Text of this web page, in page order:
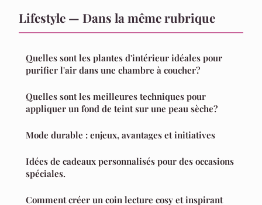
Lifestyle — Dans la même rubrique
Quelles sont les plantes d'intérieur idéales pour
purifier l'air dans une chambre à coucher?
Quelles sont les meilleures techniques pour
appliquer un fond de teint sur une peau sèche?
Mode durable : enjeux, avantages et initiatives
Idées de cadeaux personnalisés pour des occasions
spéciales.
Comment créer un coin lecture cosy et inspirant